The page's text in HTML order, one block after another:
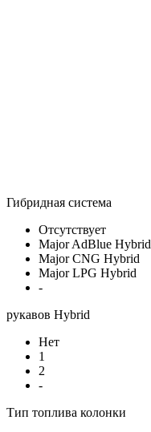
Гибридная система
Отсутствует
Major AdBlue Hybrid
Major CNG Hybrid
Major LPG Hybrid
-
рукавов Hybrid
Нет
1
2
-
Тип топлива колонки